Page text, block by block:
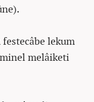
lekum
melâiketi